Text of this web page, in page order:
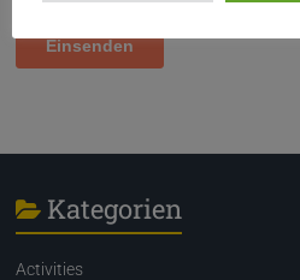
Kategorien
Activities